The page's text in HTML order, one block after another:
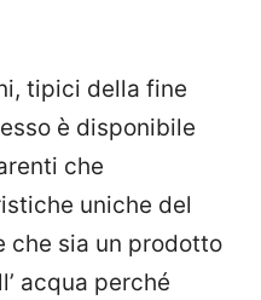
tipici della fine
è disponibile
che
uniche del
che sia un prodotto
acqua perché